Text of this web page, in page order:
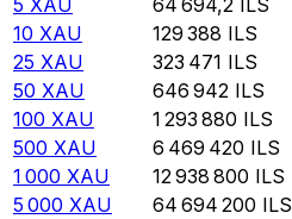
5 XAU 64 694,2 ILS
10 XAU 129 388 ILS
25 XAU 323 471 ILS
50 XAU 646 942 ILS
100 XAU 1 293 880 ILS
500 XAU 6 469 420 ILS
1 000 XAU 12 938 800 ILS
5 000 XAU 64 694 200 ILS